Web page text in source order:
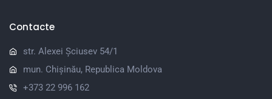
Contacte
str. Alexei Șciusev 54/1
mun. Chișinău, Republica Moldova
+373 22 996 162